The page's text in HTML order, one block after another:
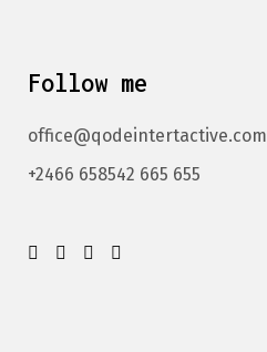
Follow me
office@qodeintertactive.com
+2466 658542 665 655